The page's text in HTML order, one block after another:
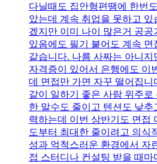
다닐때도 집안형편땜에 한번
았는데 계속 취업을 못하고 있
겠지만 이미 나이 많은거 공
있음에도 필기 붙어도 계속 면
같습니다. 나름 사짜는 아니
자격증이 있어서 은행에도 이
데 면접만 가면 자꾸 떨어집
같이 일하기 좋은 사람 위주로
한 말수도 줄이고 텐션도 낮
력하는데 이번 상반기도 면접
도부터 최대한 줄이려고 의식
성과 억척스러운 환경에서 자
접 스터디나 컨설팅 받을 때